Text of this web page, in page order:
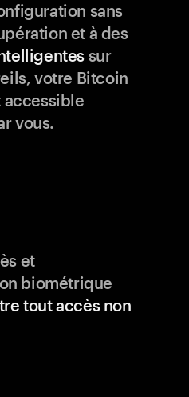
sans
et à des
sur
votre Bitcoin
accessible
vous.
et
biométrique
tout accès non